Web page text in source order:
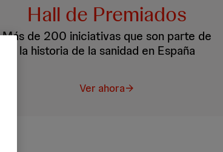
Hall de Premiados
Más de 200 iniciativas que son parte de
la historia de la sanidad en España
Ver ahora